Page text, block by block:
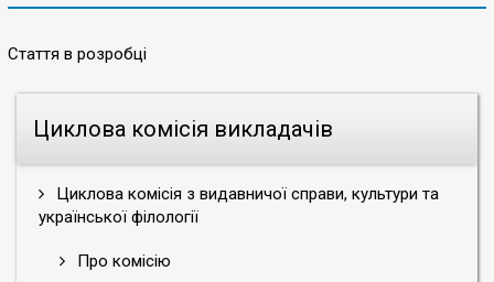
Циклова комісія викладачів
Циклова комісія з видавничої справи, культури та
української філології
Про комісію
Стаття в розробці